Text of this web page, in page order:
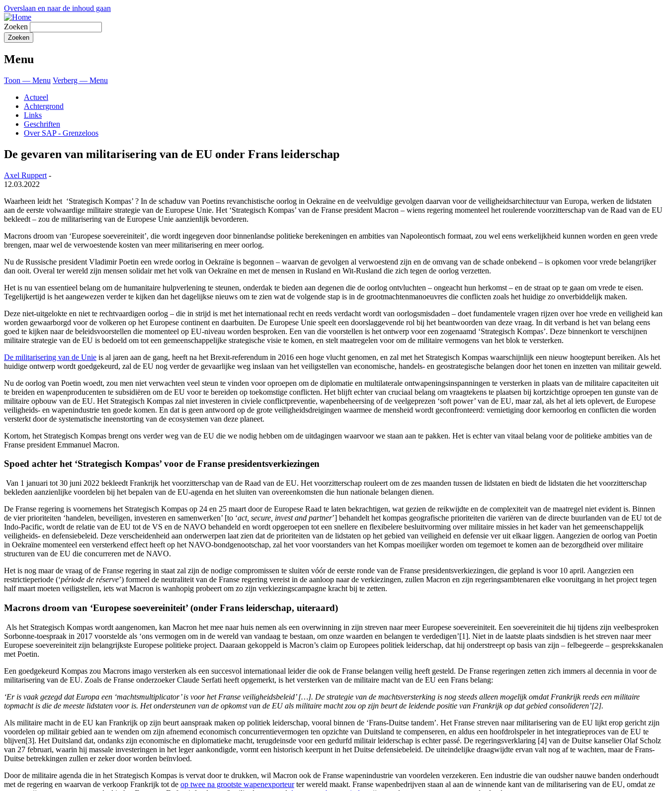
Overslaan en naar de inhoud gaan
Zoeken
Menu
Toon — Menu Verberg — Menu
Actueel
Achtergrond
Links
Geschriften
Over SAP - Grenzeloos
De gevaren van militarisering van de EU onder Frans leiderschap
Axel Ruppert -
12.03.2022
Waarheen leidt het ‘Strategisch Kompas’ ? In de schaduw van Poetins revanchistische oorlog in Oekraïne en de veelvuldige gevolgen daarvan voor de veiligheidsarchitectuur van Europa, werken de lidstaten
aan de eerste volwaardige militaire strategie van de Europese Unie. Het ‘Strategisch Kompas’ van de Franse president Macron – wiens regering momenteel het roulerende voorzitterschap van de Raad van de EU
bekleedt – zou de militarisering van de Europese Unie aanzienlijk bevorderen.
Macrons droom van ‘Europese soevereiniteit’, die wordt ingegeven door binnenlandse politieke berekeningen en ambities van Napoleontisch formaat, zou wel eens werkelijkheid kunnen worden en geen vrede
brengen, maar wel de verwoestende kosten van meer militarisering en meer oorlog.
Nu de Russische president Vladimir Poetin een wrede oorlog in Oekraïne is begonnen – waarvan de gevolgen al verwoestend zijn en de omvang van de schade onbekend – is opkomen voor vrede belangrijker
dan ooit. Overal ter wereld zijn mensen solidair met het volk van Oekraïne en met de mensen in Rusland en Wit-Rusland die zich tegen de oorlog verzetten.
Het is nu van essentieel belang om de humanitaire hulpverlening te steunen, onderdak te bieden aan degenen die de oorlog ontvluchten – ongeacht hun herkomst – en de straat op te gaan om vrede te eisen.
Tegelijkertijd is het aangewezen verder te kijken dan het dagelijkse nieuws om te zien wat de volgende stap is in de grootmachtenmanoeuvres die conflicten zoals het huidige zo onverbiddelijk maken.
Deze niet-uitgelokte en niet te rechtvaardigen oorlog – die in strijd is met het internationaal recht en reeds verdacht wordt van oorlogsmisdaden – doet fundamentele vragen rijzen over hoe vrede en veiligheid kan
worden gewaarborgd voor de volkeren op het Europese continent en daarbuiten. De Europese Unie speelt een doorslaggevende rol bij het beantwoorden van deze vraag. In dit verband is het van belang eens
goed te kijken naar de beleidsvoorstellen die momenteel op EU-niveau worden besproken. Een van die voorstellen is het ontwerp voor een zogenaamd ‘Strategisch Kompas’. Deze binnenkort te verschijnen
militaire strategie van de EU is bedoeld om tot een gemeenschappelijke strategische visie te komen, en stelt maatregelen voor om de militaire vermogens van het blok te versterken.
De militarisering van de Unie is al jaren aan de gang, heeft na het Brexit-referendum in 2016 een hoge vlucht genomen, en zal met het Strategisch Kompas waarschijnlijk een nieuw hoogtepunt bereiken. Als het
huidige ontwerp wordt goedgekeurd, zal de EU nog verder de gevaarlijke weg inslaan van het veiligstellen van economische, handels- en geostrategische belangen door het tonen en inzetten van militair geweld.
Nu de oorlog van Poetin woedt, zou men niet verwachten veel steun te vinden voor oproepen om de diplomatie en multilaterale ontwapeningsinspanningen te versterken in plaats van de militaire capaciteiten uit
te breiden en wapenproducenten te subsidiëren om de EU voor te bereiden op toekomstige conflicten. Het blijft echter van cruciaal belang om vraagtekens te plaatsen bij kortzichtige oproepen ten gunste van de
militaire opbouw van de EU. Het Strategisch Kompas zal niet investeren in civiele conflictpreventie, wapenbeheersing of de veelgeprezen ‘soft power’ van de EU, maar zal, als het al iets oplevert, de Europese
veiligheids- en wapenindustrie ten goede komen. En dat is geen antwoord op de grote veiligheidsdreigingen waarmee de mensheid wordt geconfronteerd: vernietiging door kernoorlog en conflicten die worden
versterkt door de systematische ineenstorting van de ecosystemen van deze planeet.
Kortom, het Strategisch Kompas brengt ons verder weg van de EU die we nodig hebben om de uitdagingen waarvoor we staan aan te pakken. Het is echter van vitaal belang voor de politieke ambities van de
Franse president Emmanuel Macron.
Spoed achter het ‘Strategisch Kompas’ voor de Franse presidentsverkiezingen
Van 1 januari tot 30 juni 2022 bekleedt Frankrijk het voorzitterschap van de Raad van de EU. Het voorzitterschap rouleert om de zes maanden tussen de lidstaten en biedt de lidstaten die het voorzitterschap
bekleden aanzienlijke voordelen bij het bepalen van de EU-agenda en het sluiten van overeenkomsten die hun nationale belangen dienen.
De Franse regering is voornemens het Strategisch Kompas op 24 en 25 maart door de Europese Raad te laten bekrachtigen, wat gezien de reikwijdte en de complexiteit van de maatregel niet evident is. Binnen
de vier prioriteiten ‘handelen, beveiligen, investeren en samenwerken’ [to ‘act, secure, invest and partner’] behandelt het kompas geografische prioriteiten die variëren van de directe buurlanden van de EU tot de
Indo-Pacific, wordt de relatie van de EU tot de VS en de NAVO behandeld en wordt opgeroepen tot een snellere en flexibelere besluitvorming over militaire missies in het kader van het gemeenschappelijk
veiligheids- en defensiebeleid. Deze verscheidenheid aan onderwerpen laat zien dat de prioriteiten van de lidstaten op het gebied van veiligheid en defensie ver uit elkaar liggen. Aangezien de oorlog van Poetin
in Oekraïne momenteel een versterkend effect heeft op het NAVO-bondgenootschap, zal het voor voorstanders van het Kompas moeilijker worden om tegemoet te komen aan de bezorgdheid over militaire
structuren van de EU die concurreren met de NAVO.
Het is nog maar de vraag of de Franse regering in staat zal zijn de nodige compromissen te sluiten vóór de eerste ronde van de Franse presidentsverkiezingen, die gepland is voor 10 april. Aangezien een
restrictieperiode (‘période de réserve’) formeel de neutraliteit van de Franse regering vereist in de aanloop naar de verkiezingen, zullen Macron en zijn regeringsambtenaren elke vooruitgang in het project tegen
half maart moeten veiligstellen, iets wat Macron is wanhopig probeert om zo zijn verkiezingscampagne kracht bij te zetten.
Macrons droom van ‘Europese soevereiniteit’ (onder Frans leiderschap, uiteraard)
Als het Strategisch Kompas wordt aangenomen, kan Macron het mee naar huis nemen als een overwinning in zijn streven naar meer Europese soevereiniteit. Een soevereiniteit die hij tijdens zijn veelbesproken
Sorbonne-toespraak in 2017 voorstelde als ‘ons vermogen om in de wereld van vandaag te bestaan, om onze waarden en belangen te verdedigen’[1]. Niet in de laatste plaats sindsdien is het streven naar meer
Europese soevereiniteit zijn belangrijkste Europese politieke project. Daaraan gekoppeld is Macron’s claim op Europees politiek leiderschap, dat hij onderstreept op basis van zijn – felbegeerde – gesprekskanalen
met Poetin.
Een goedgekeurd Kompas zou Macrons imago versterken als een succesvol internationaal leider die ook de Franse belangen veilig heeft gesteld. De Franse regeringen zetten zich immers al decennia in voor de
militarisering van de EU. Zoals de Franse onderzoeker Claude Serfati heeft opgemerkt, is het versterken van de militaire macht van de EU een Frans belang:
‘Er is vaak gezegd dat Europa een ‘machtsmultiplicator’ is voor het Franse veiligheidsbeleid’ […]. De strategie van de machtsversterking is nog steeds alleen mogelijk omdat Frankrijk reeds een militaire
topmacht is die de meeste lidstaten voor is. Het ondersteunen van de opkomst van de EU als militaire macht zou op zijn beurt de leidende positie van Frankrijk op dat gebied consolideren’[2].
Als militaire macht in de EU kan Frankrijk op zijn beurt aanspraak maken op politiek leiderschap, vooral binnen de ‘Frans-Duitse tandem’. Het Franse streven naar militarisering van de EU lijkt erop gericht zijn
voordelen op militair gebied aan te wenden om zijn afnemend economisch concurrentievermogen ten opzichte van Duitsland te compenseren, en aldus een hoofdrolspeler in het integratieproces van de EU te
blijven[3]. Het Duitsland dat, ondanks zijn economische en diplomatieke macht, terugdeinsde voor een gedurfd militair leiderschap is echter passé. De regeringsverklaring [4] van de Duitse kanselier Olaf Scholz
van 27 februari, waarin hij massale investeringen in het leger aankondigde, vormt een historisch keerpunt in het Duitse defensiebeleid. De uiteindelijke draagwijdte ervan valt nog af te wachten, maar de Frans-
Duitse betrekkingen zullen er zeker door worden beïnvloed.
Door de militaire agenda die in het Strategisch Kompas is vervat door te drukken, wil Macron ook de Franse wapenindustrie van voordelen verzekeren. Een industrie die van oudsher nauwe banden onderhoudt
met de regering en waarvan de verkoop Frankrijk tot de op twee na grootste wapenexporteurter wereld maakt. Franse wapenbedrijven staan al aan de winnende kant van de militarisering van de EU, omdat ze